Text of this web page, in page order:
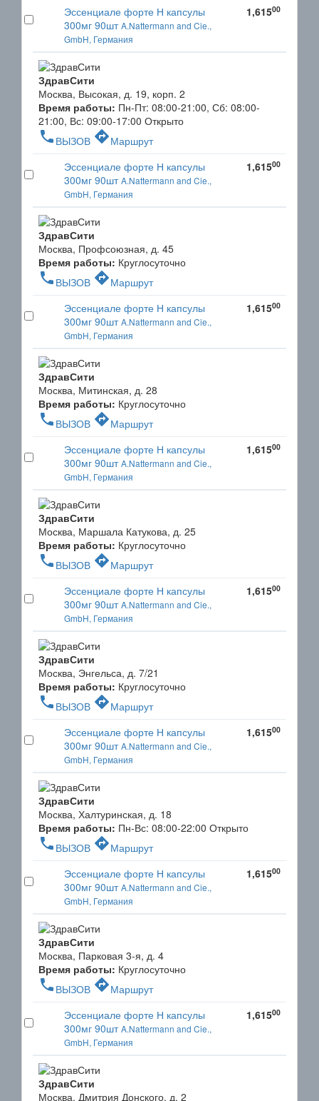
Эссенциале форте Н капсулы
300мг 90штA.Nattermann and Cie.,
GmbH, Германия
1,61500
ЗдравСити
Москва, Высокая, д. 19, корп. 2
Время работы: Пн-Пт: 08:00-21:00, Сб: 08:00-
21:00, Вс: 09:00-17:00 Открыто
phone ВЫЗОВ directionsМаршрут
Эссенциале форте Н капсулы
300мг 90штA.Nattermann and Cie.,
GmbH, Германия
1,61500
ЗдравСити
Москва, Профсоюзная, д. 45
Время работы: Круглосуточно
phone ВЫЗОВ directionsМаршрут
Эссенциале форте Н капсулы
300мг 90штA.Nattermann and Cie.,
GmbH, Германия
1,61500
ЗдравСити
Москва, Митинская, д. 28
Время работы: Круглосуточно
phone ВЫЗОВ directionsМаршрут
Эссенциале форте Н капсулы
300мг 90штA.Nattermann and Cie.,
GmbH, Германия
1,61500
ЗдравСити
Москва, Маршала Катукова, д. 25
Время работы: Круглосуточно
phone ВЫЗОВ directionsМаршрут
Эссенциале форте Н капсулы
300мг 90штA.Nattermann and Cie.,
GmbH, Германия
1,61500
ЗдравСити
Москва, Энгельса, д. 7/21
Время работы: Круглосуточно
phone ВЫЗОВ directionsМаршрут
Эссенциале форте Н капсулы
300мг 90штA.Nattermann and Cie.,
GmbH, Германия
1,61500
ЗдравСити
Москва, Халтуринская, д. 18
Время работы: Пн-Вс: 08:00-22:00 Открыто
phone ВЫЗОВ directionsМаршрут
Эссенциале форте Н капсулы
300мг 90штA.Nattermann and Cie.,
GmbH, Германия
1,61500
ЗдравСити
Москва, Парковая 3-я, д. 4
Время работы: Круглосуточно
phone ВЫЗОВ directionsМаршрут
Эссенциале форте Н капсулы
300мг 90штA.Nattermann and Cie.,
GmbH, Германия
1,61500
ЗдравСити
Москва, Дмитрия Донского, д. 2